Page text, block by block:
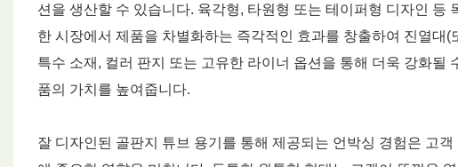
션을 생산할 수 있습니다. 육각형, 타원형 또는 테이퍼형 디자인
한 시장에서 제품을 차별화하는 즉각적인 효과를 창출하여 진열대
특수 소재, 컬러 판지 또는 고유한 라이너 옵션을 통해 더욱 강화될
품의 가치를 높여줍니다.
잘 디자인된 골판지 튜브 용기를 통해 제공되는 언박싱 경험은 고